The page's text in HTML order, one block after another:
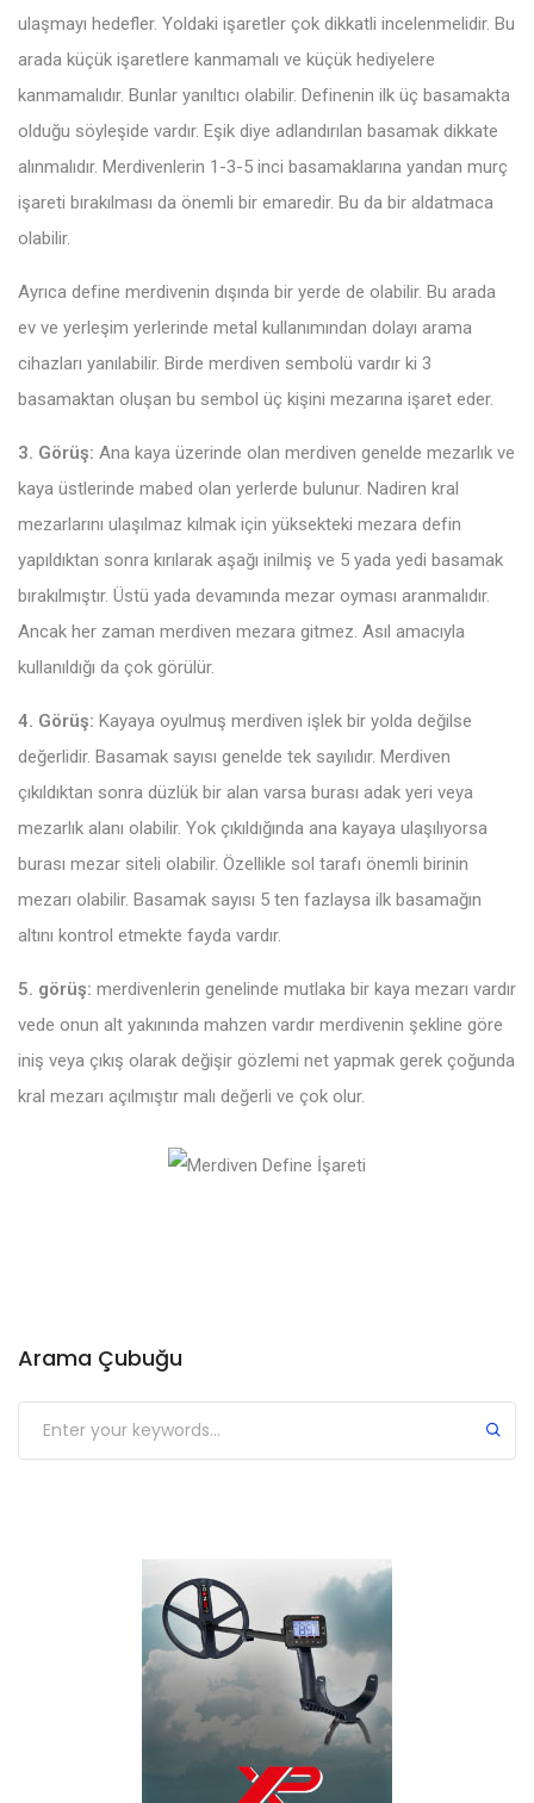
ulaşmayı hedefler. Yoldaki işaretler çok dikkatli incelenmelidir. Bu
arada küçük işaretlere kanmamalı ve küçük hediyelere
kanmamalıdır. Bunlar yanıltıcı olabilir. Definenin ilk üç basamakta
olduğu söyleşide vardır. Eşik diye adlandırılan basamak dikkate
alınmalıdır. Merdivenlerin 1-3-5 inci basamaklarına yandan murç
işareti bırakılması da önemli bir emaredir. Bu da bir aldatmaca
olabilir.
Ayrıca define merdivenin dışında bir yerde de olabilir. Bu arada
ev ve yerleşim yerlerinde metal kullanımından dolayı arama
cihazları yanılabilir. Birde merdiven sembolü vardır ki 3
basamaktan oluşan bu sembol üç kişini mezarına işaret eder.
3. Görüş: Ana kaya üzerinde olan merdiven genelde mezarlık ve
kaya üstlerinde mabed olan yerlerde bulunur. Nadiren kral
mezarlarını ulaşılmaz kılmak için yüksekteki mezara defin
yapıldıktan sonra kırılarak aşağı inilmiş ve 5 yada yedi basamak
bırakılmıştır. Üstü yada devamında mezar oyması aranmalıdır.
Ancak her zaman merdiven mezara gitmez. Asıl amacıyla
kullanıldığı da çok görülür.
4. Görüş: Kayaya oyulmuş merdiven işlek bir yolda değilse
değerlidir. Basamak sayısı genelde tek sayılıdır. Merdiven
çıkıldıktan sonra düzlük bir alan varsa burası adak yeri veya
mezarlık alanı olabilir. Yok çıkıldığında ana kayaya ulaşılıyorsa
burası mezar siteli olabilir. Özellikle sol tarafı önemli birinin
mezarı olabilir. Basamak sayısı 5 ten fazlaysa ilk basamağın
altını kontrol etmekte fayda vardır.
5. görüş: merdivenlerin genelinde mutlaka bir kaya mezarı vardır
vede onun alt yakınında mahzen vardır merdivenin şekline göre
iniş veya çıkış olarak değişir gözlemi net yapmak gerek çoğunda
kral mezarı açılmıştır malı değerli ve çok olur.
Arama Çubuğu